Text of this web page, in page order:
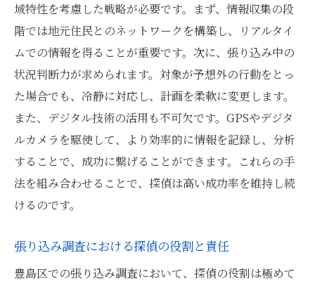
探偵が活かす豊島区の地域特性
張り込み調査で探偵が重視する地道な作業
探偵が明かす張り込みの現場裏話
成功に導く探偵の張り込み戦略
豊島区の探偵が語る張り込みにおける重要
ポイント
張り込み調査で探偵が輝く瞬間都市の喧騒に潜
む真実
探偵が見つける張り込み調査の新たな発見
探偵が感じる張り込み調査のやりがいと挑
戦
域特性を考慮した戦略が必要です。まず、情報収集の段
階では地元住民とのネットワークを構築し、リアルタイ
ムでの情報を得ることが重要です。次に、張り込み中の
状況判断力が求められます。対象が予想外の行動をとっ
た場合でも、冷静に対応し、計画を柔軟に変更します。
また、デジタル技術の活用も不可欠です。GPSやデジタ
ルカメラを駆使して、より効率的に情報を記録し、分析
することで、成功に繋げることができます。これらの手
法を組み合わせることで、探偵は高い成功率を維持し続
けるのです。
張り込み調査における探偵の役割と責任
豊島区での張り込み調査において、探偵の役割は極めて